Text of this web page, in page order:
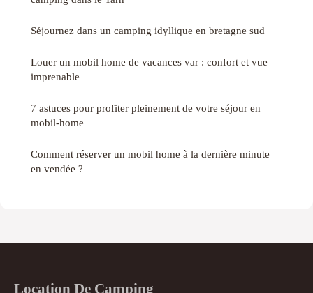
Séjournez dans un camping idyllique en bretagne sud
Louer un mobil home de vacances var : confort et vue
imprenable
7 astuces pour profiter pleinement de votre séjour en
mobil-home
Comment réserver un mobil home à la dernière minute
en vendée ?
Location De Camping